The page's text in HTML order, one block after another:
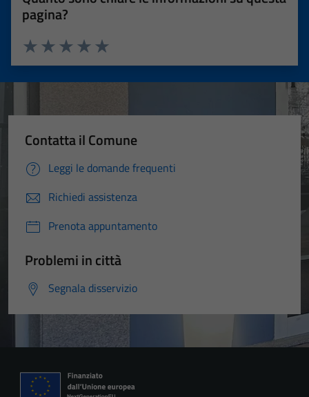
pagina?
Valuta 5 stelle su 5
Valuta 4 stelle su 5
Valuta 3 stelle su 5
Valuta 2 stelle su 5
Valuta 1 stelle su 5
Contatta il Comune
Leggi le domande frequenti
Richiedi assistenza
Prenota appuntamento
Problemi in città
Segnala disservizio